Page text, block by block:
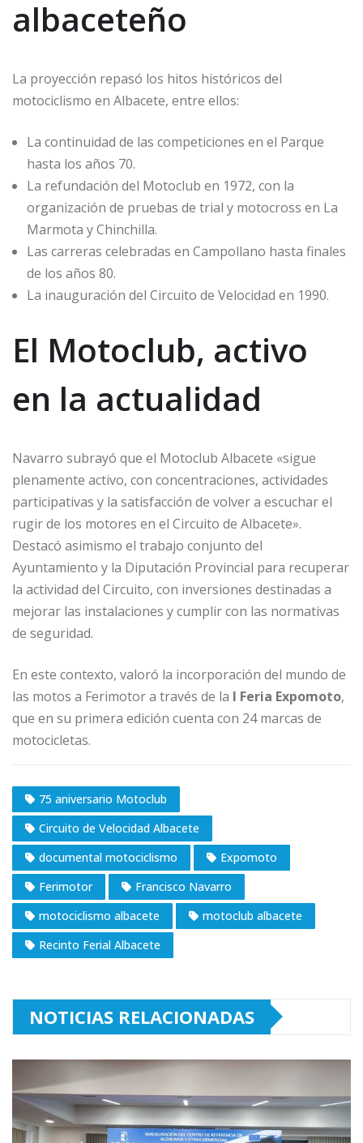
albaceteño
La proyección repasó los hitos históricos del
motociclismo en Albacete, entre ellos:
La continuidad de las competiciones en el Parque
hasta los años 70.
La refundación del Motoclub en 1972, con la
organización de pruebas de trial y motocross en La
Marmota y Chinchilla.
Las carreras celebradas en Campollano hasta finales
de los años 80.
La inauguración del Circuito de Velocidad en 1990.
El Motoclub, activo
en la actualidad
Navarro subrayó que el Motoclub Albacete «sigue
plenamente activo, con concentraciones, actividades
participativas y la satisfacción de volver a escuchar el
rugir de los motores en el Circuito de Albacete».
Destacó asimismo el trabajo conjunto del
Ayuntamiento y la Diputación Provincial para recuperar
la actividad del Circuito, con inversiones destinadas a
mejorar las instalaciones y cumplir con las normativas
de seguridad.
En este contexto, valoró la incorporación del mundo de
las motos a Ferimotor a través de la I Feria Expomoto,
que en su primera edición cuenta con 24 marcas de
motocicletas.
75 aniversario Motoclub
Circuito de Velocidad Albacete
documental motociclismo
Expomoto
Ferimotor
Francisco Navarro
motociclismo albacete
motoclub albacete
Recinto Ferial Albacete
NOTICIAS RELACIONADAS